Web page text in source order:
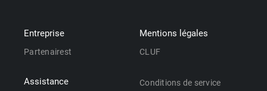
Entreprise
Partenairest
Assistance
Mentions légales
CLUF
Conditions de service